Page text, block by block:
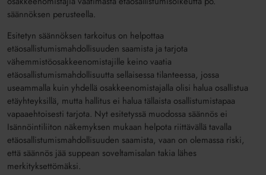
säännöksen perusteella.
Esitetyn säännöksen tarkoitus on helpottaa
etäosallistumismahdollisuuden saamista ja tarjota
vähemmistöosakkeenomistajille keino vaatia
etäosallistumismahdollisuutta sellaisessa tilanteessa, jossa
useammalla kuin yhdellä osakkeenomistajalla olisi halua osallistua
etäyhteyksillä, mutta hallitus ei halua tällaista osallistumistapaa
vapaaehtoisesti tarjota. Nyt esitetyssä muodossa säännös ei
Isännöintiliiton näkemyksen mukaan helpota riittävällä tavalla
etäosallistumismahdollisuuden saamista, vaan on olemassa riski,
että säännös jää suppean soveltamisalan takia lähes
merkityksettömäksi.